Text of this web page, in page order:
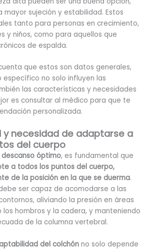
mayor sujeción y estabilidad. Estos
tanto para personas en crecimiento,
y niños, como para aquellos que
de espalda.
que estos son datos generales,
no solo influyen las
las características y necesidades
es consultar al médico para que te
personalizada.
y necesidad de adaptarse a
del cuerpo
descanso óptimo, es fundamental que
a todos los puntos del cuerpo,
de la posición en la que se duerma.
ser capaz de acomodarse a las
aliviando la presión en áreas
hombros y la cadera, y manteniendo
de la columna vertebral.
del colchón no solo depende